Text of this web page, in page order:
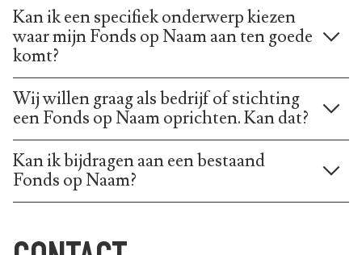
Kan ik een specifiek onderwerp kiezen
waar mijn Fonds op Naam aan ten goede
komt?
Wij willen graag als bedrijf of stichting
een Fonds op Naam oprichten. Kan dat?
Kan ik bijdragen aan een bestaand
Fonds op Naam?